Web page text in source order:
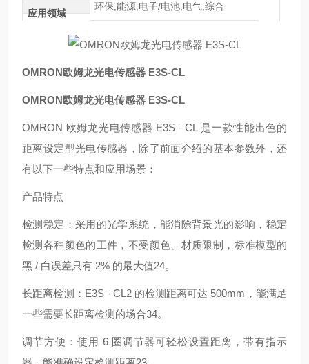
应用领域
环保,能源,电子/电池,电气,综合
OMRON欧姆龙光电传感器 E3S-CL
OMRON欧姆龙光电传感器 E3S-CL
OMRON 欧姆龙光电传感器 E3S - CL 是一款性能出色的
距离设定型光电传感器，除了前面介绍的基本参数外，还
有以下一些特点和应用场景：
产品特点
检测稳定：采用的光学系统，能消除背景光的影响，稳定
检测各种颜色的工件，不受颜色、材质限制，标准模型的
黑 / 白误差只有 2% 的最大值24。
长距离检测：E3S - CL2 的检测距离可达 500mm，能满足
一些需要长距离检测的场合34。
调节方便：使用 6 圈调节器可轻松设置距离，带有指示